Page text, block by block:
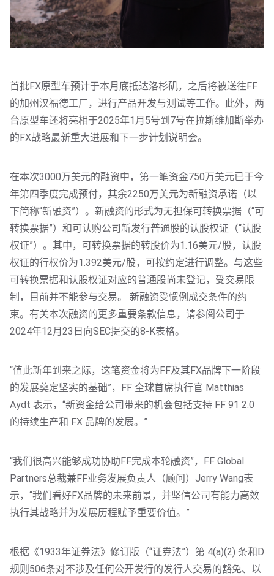
首批FX原型车预计于本月底抵达洛杉矶，之后将被送往FF
的加州汉福德工厂，进行产品开发与测试等工作。此外，两
台原型车还将亮相于2025年1月5号到7号在拉斯维加斯举办
的FX战略最新重大进展和下一步计划说明会。
在本次3000万美元的融资中，第一笔资金750万美元已于今
年第四季度完成预付，其余2250万美元为新融资承诺（以
下简称“新融资”）。新融资的形式为无担保可转换票据（“可
转换票据”）和可认购公司新发行普通股的认股权证（“认股
权证”）。其中，可转换票据的转股价为1.16美元/股，认股
权证的行权价为1.392美元/股，可按约定进行调整。与这些
可转换票据和认股权证对应的普通股尚未登记，受交易限
制，目前并不能参与交易。 新融资受惯例成交条件的约
束。有关本次融资的更多重要条款信息，请参阅公司于
2024年12月23日向SEC提交的8-K表格。
“值此新年到来之际，这笔资金将为FF及其FX品牌下一阶段
的发展奠定坚实的基础”，FF 全球首席执行官 Matthias
Aydt 表示，“新资金给公司带来的机会包括支持 FF 91 2.0
的持续生产和 FX 品牌的发展。”
“我们很高兴能够成功协助FF完成本轮融资”，FF Global
Partners总裁兼FF业务发展负责人（顾问）Jerry Wang表
示，“我们看好FX品牌的未来前景，并坚信公司有能力高效
执行其战略并为发展历程赋予重要价值。”
根据《1933年证券法》修订版（“证券法”）第 4(a)(2) 条和D
规则506条对不涉及任何公开发行的发行人交易的豁免、以